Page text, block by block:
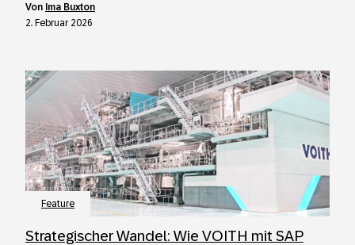
von Ima Buxton
2. Februar 2026
Feature
Strategischer Wandel: Wie VOITH mit SAP